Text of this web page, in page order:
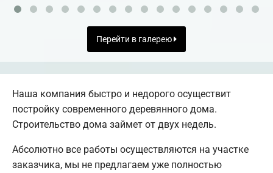
Перейти в галерею
Наша компания быстро и недорого осуществит
постройку современного деревянного дома.
Строительство дома займет от двух недель.
Абсолютно все работы осуществляются на участке
заказчика, мы не предлагаем уже полностью